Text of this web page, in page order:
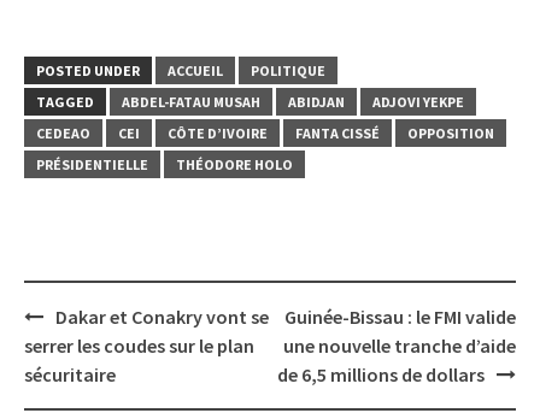
POSTED UNDER ACCUEIL
POLITIQUE
TAGGED
ABDEL-FATAU MUSAH ABIDJAN
ADJOVI YEKPE
CEDEAO
CEI CÔTE D’IVOIRE FANTA CISSÉ
OPPOSITION
PRÉSIDENTIELLE
THÉODORE HOLO
Post
navigation
Dakar et Conakry vont se
serrer les coudes sur le plan
sécuritaire
Guinée-Bissau : le FMI valide
une nouvelle tranche d’aide
de 6,5 millions de dollars